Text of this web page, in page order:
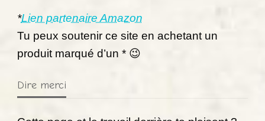
*Lien partenaire Amazon
Tu peux soutenir ce site en achetant un
produit marqué d’un * 😉
Dire merci